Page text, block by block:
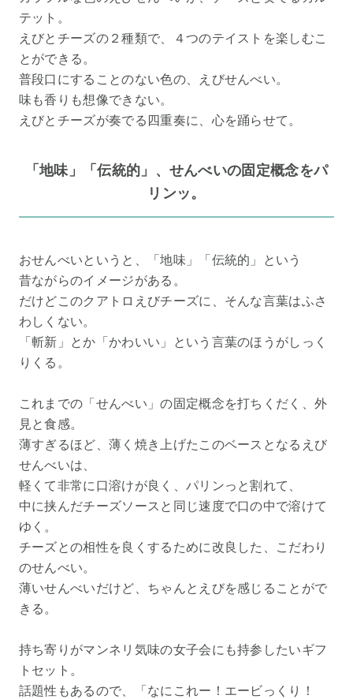
テット。
えびとチーズの２種類で、４つのテイストを楽しむこ
とができる。
普段口にすることのない色の、えびせんべい。
味も香りも想像できない。
えびとチーズが奏でる四重奏に、心を踊らせて。
「地味」「伝統的」、せんべいの固定概念をパ
リンッ。
おせんべいというと、「地味」「伝統的」という
昔ながらのイメージがある。
だけどこのクアトロえびチーズに、そんな言葉はふさ
わしくない。
「斬新」とか「かわいい」という言葉のほうがしっく
りくる。
これまでの「せんべい」の固定概念を打ちくだく、外
見と食感。
薄すぎるほど、薄く焼き上げたこのベースとなるえび
せんべいは、
軽くて非常に口溶けが良く、パリンっと割れて、
中に挟んだチーズソースと同じ速度で口の中で溶けて
ゆく。
チーズとの相性を良くするために改良した、こだわり
のせんべい。
薄いせんべいだけど、ちゃんとえびを感じることがで
きる。
持ち寄りがマンネリ気味の女子会にも持参したいギフ
トセット。
話題性もあるので、「なにこれー！エービっくり！